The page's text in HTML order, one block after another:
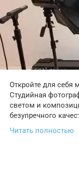
Откройте для себя
Студийная
светом и
безупречного
Читать полностью